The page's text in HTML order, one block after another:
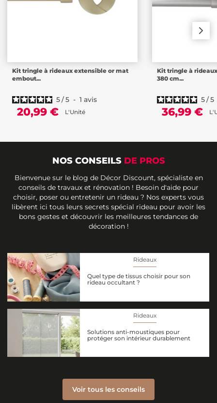
Kit tringle à rideaux extensible or mat
embout...
5/5 - 1 avis
20,99 € L'Unité
Kit tringle à
380 cm...
5/5
36,99 €
NOS CONSEILS DE PROS
Bienvenue sur le blog de Décor Discount, spécialiste en
conseils de travaux et rénovation ! Besoin d'aide pour
choisir, poser ou entretenir un rideau ? Nos experts vous
libèrent ici tous leurs secrets spécial rideau pour avoir les
bons gestes et découvrir les meilleures tendances de
décoration !
Rideaux
Quel type de tissus choisir pour son
rideau occultant ?
Rideaux
Solutions anti-moustiques pour
protéger son intérieur durablement
Voir tous les conseils